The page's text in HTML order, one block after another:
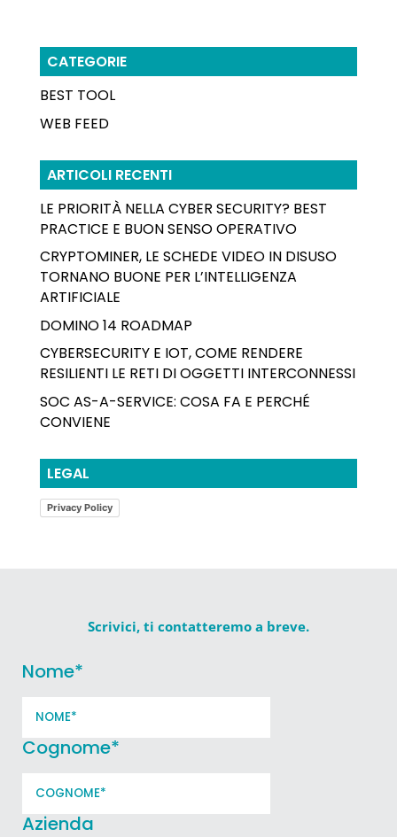
CATEGORIE
BEST TOOL
WEB FEED
ARTICOLI RECENTI
LE PRIORITÀ NELLA CYBER SECURITY? BEST
PRACTICE E BUON SENSO OPERATIVO
CRYPTOMINER, LE SCHEDE VIDEO IN DISUSO
TORNANO BUONE PER L’INTELLIGENZA
ARTIFICIALE
DOMINO 14 ROADMAP
CYBERSECURITY E IOT, COME RENDERE
RESILIENTI LE RETI DI OGGETTI INTERCONNESSI
SOC AS-A-SERVICE: COSA FA E PERCHÉ
CONVIENE
LEGAL
Privacy Policy
Scrivici, ti contatteremo a breve.
Nome*
Cognome*
Azienda